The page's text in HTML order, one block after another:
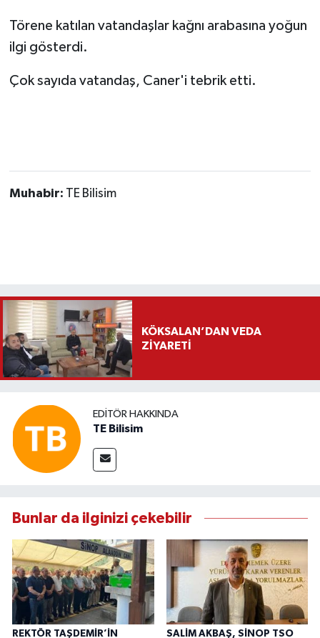
Törene katılan vatandaşlar kağnı arabasına yoğun
ilgi gösterdi.
Çok sayıda vatandaş, Caner'i tebrik etti.
Muhabir: TE Bilisim
KÖKSALAN’DAN VEDA
ZİYARETİ
EDITÖR HAKKINDA
TE Bilisim
Bunlar da ilginizi çekebilir
REKTÖR TAŞDEMİR’İN SALİM AKBAŞ, SİNOP TSO